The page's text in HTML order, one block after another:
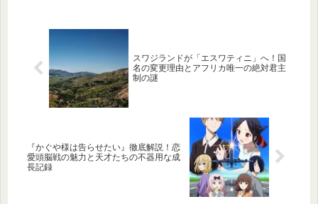
スワジランドが「エスワティニ」へ！国
名の変更理由とアフリカ唯一の絶対君主
制の謎
『かぐや様は告らせたい』徹底解説！恋
愛頭脳戦の魅力と天才たちの不器用な成
長記録